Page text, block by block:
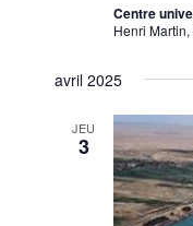
d
Centre
Henri
avril 2025
JEU
3